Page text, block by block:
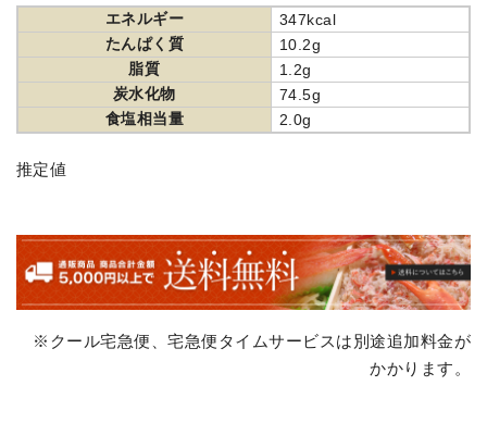
エネルギー
347kcal
たんぱく質
10.2g
脂質
1.2g
炭水化物
74.5g
食塩相当量
2.0g
推定値
※クール宅急便、宅急便タイムサービスは別途追加料金が
かかります。